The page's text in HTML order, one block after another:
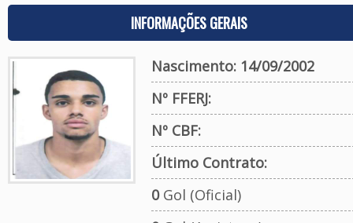
INFORMAÇÕES GERAIS
Nascimento: 14/09/2002
Nº FFERJ:
Nº CBF:
Último Contrato:
0Gol (Oficial)